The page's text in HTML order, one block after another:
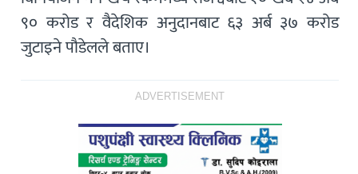
९० करोड र वैदेशिक अनुदानबाट ६३ अर्ब ३७ करोड
जुटाइने पौडेलले बताए।
ADVERTISEMENT